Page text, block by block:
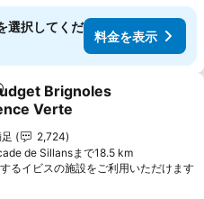
選択してくだ
料金を表示
気に入りに追加
Brignoles
Verte
表示
ランク
2,724
de Sillansまで18.5 km
るイビスの施設をご利用いただけます